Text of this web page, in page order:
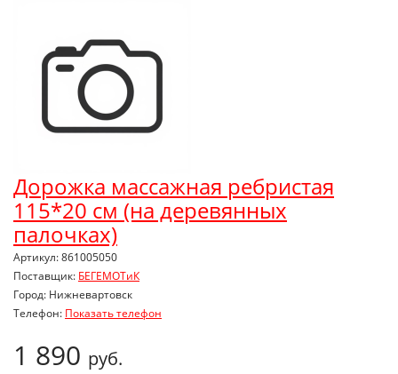
Дорожка массажная ребристая
115*20 см (на деревянных
палочках)
Артикул: 861005050
Поставщик: БЕГЕМОТиК
Город: Нижневартовск
Телефон: Показать телефон
1 890 руб.